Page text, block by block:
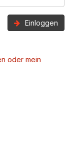
Einloggen
oder mein